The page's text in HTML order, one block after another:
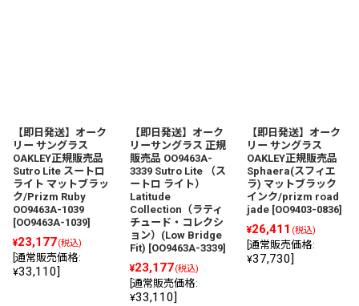
【即日発送】オーク
リー サングラス
OAKLEY正規販売品
Sutro Lite スートロ
ライト マットブラッ
ク/Prizm Ruby
OO9463A-1039
[OO9463A-1039]
¥23,177(税込)
通常販売価格:
¥33,110]
【即日発送】オーク
リーサングラス 正規
販売品 OO9463A-
3339 Sutro Lite （ス
ートロ ライト）
Latitude
Collection（ラティ
チュード・コレクシ
ョン）(Low Bridge
Fit) [OO9463A-3339]
¥23,177(税込)
通常販売価格:
¥33,110]
【即日発送】オーク
リー サングラス
OAKLEY正規販売品
Sphaera(スフィエ
ラ) マットブラック
インク/prizm road
jade [OO9403-0836]
¥26,411 (税込)
通常販売価格:
¥37,730]